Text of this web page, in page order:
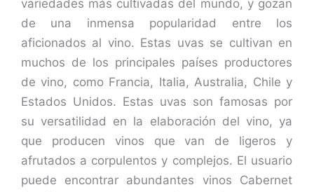
variedades más cultivadas del mundo, y gozan
de una inmensa popularidad entre los
aficionados al vino. Estas uvas se cultivan en
muchos de los principales países productores
de vino, como Francia, Italia, Australia, Chile y
Estados Unidos. Estas uvas son famosas por
su versatilidad en la elaboración del vino, ya
que producen vinos que van de ligeros y
afrutados a corpulentos y complejos. El usuario
puede encontrar abundantes vinos Cabernet